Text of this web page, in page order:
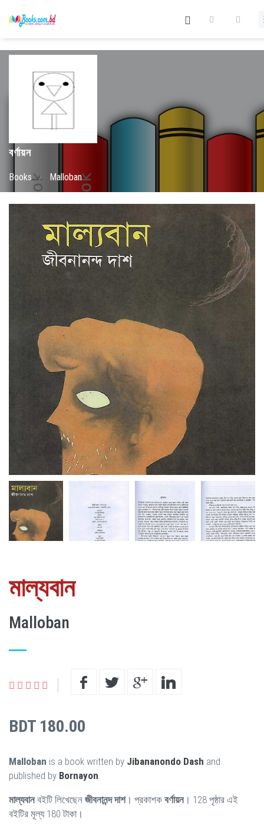
বর্ণায়ন
Books / Malloban
মাল্যবান
Malloban
BDT 180.00
Malloban is a book written by Jibananondo Dash and
published by Bornayon
মাল্যবানবইটি লিখেছেন জীবনানন্দ দাশ। প্রকাশক বর্ণায়ন। 128 পৃষ্ঠার এই
বইটির মূল্য 180 টাকা।